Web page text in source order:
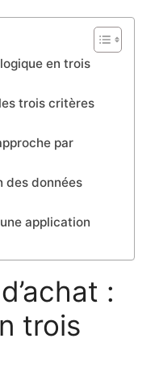
en trois
trois critères
par
des données
application
:
trois